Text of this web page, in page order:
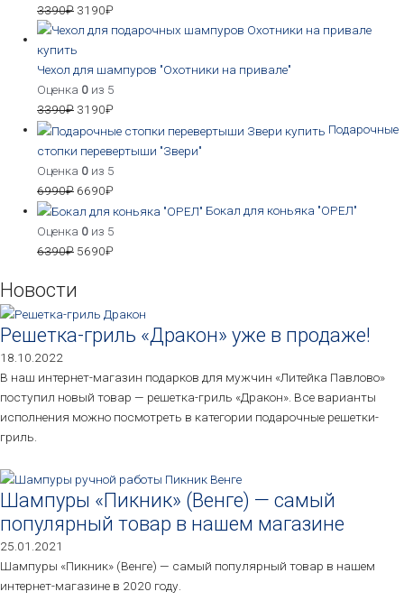
3390₽ 3190₽
Чехол для шампуров "Охотники на привале"
Оценка 0 из 5
3390₽ 3190₽
Подарочные
стопки перевертыши "Звери"
Оценка 0 из 5
6990₽ 6690₽
Бокал для коньяка "ОРЕЛ"
Оценка 0 из 5
6390₽ 5690₽
Новости
Решетка-гриль «Дракон» уже в продаже!
18.10.2022
В наш интернет-магазин подарков для мужчин «Литейка Павлово»
поступил новый товар — решетка-гриль «Дракон». Все варианты
исполнения можно посмотреть в категории подарочные решетки-
гриль.
Шампуры «Пикник» (Венге) — самый
популярный товар в нашем магазине
25.01.2021
Шампуры «Пикник» (Венге) — самый популярный товар в нашем
интернет-магазине в 2020 году.